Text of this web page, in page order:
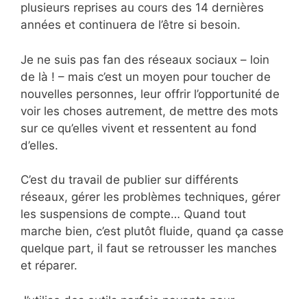
plusieurs reprises au cours des 14 dernières
années et continuera de l’être si besoin.
Je ne suis pas fan des réseaux sociaux – loin
de là ! – mais c’est un moyen pour toucher de
nouvelles personnes, leur offrir l’opportunité de
voir les choses autrement, de mettre des mots
sur ce qu’elles vivent et ressentent au fond
d’elles.
C’est du travail de publier sur différents
réseaux, gérer les problèmes techniques, gérer
les suspensions de compte… Quand tout
marche bien, c’est plutôt fluide, quand ça casse
quelque part, il faut se retrousser les manches
et réparer.